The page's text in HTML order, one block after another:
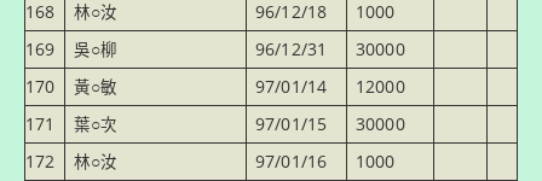
168
林○汝 96/12/18
1000
169
吳○柳 96/12/31
30000
170
黃○敏 97/01/14
12000
171
葉○次 97/01/15
30000
172
林○汝 97/01/16
1000